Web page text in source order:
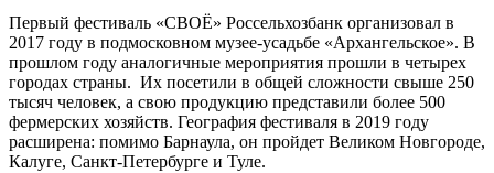
Первый фестиваль «СВОЁ» Россельхозбанк организовал в
2017 году в подмосковном музее-усадьбе «Архангельское». В
прошлом году аналогичные мероприятия прошли в четырех
городах страны. Их посетили в общей сложности свыше 250
тысяч человек, а свою продукцию представили более 500
фермерских хозяйств. География фестиваля в 2019 году
расширена: помимо Барнаула, он пройдет Великом Новгороде,
Калуге, Санкт-Петербурге и Туле.